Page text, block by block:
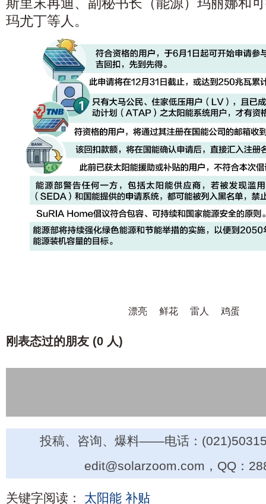
斯里末再迪、副秘书长（能源）玛丽娜和
玛尤丁等人。
漂亮 鲜花 雷人 鸡蛋
刚表态过的朋友 (0 人)
投稿、咨询、爆料——电话：
edit@solarzoom.com，QQ：
关键字阅读： 太阳能 补贴